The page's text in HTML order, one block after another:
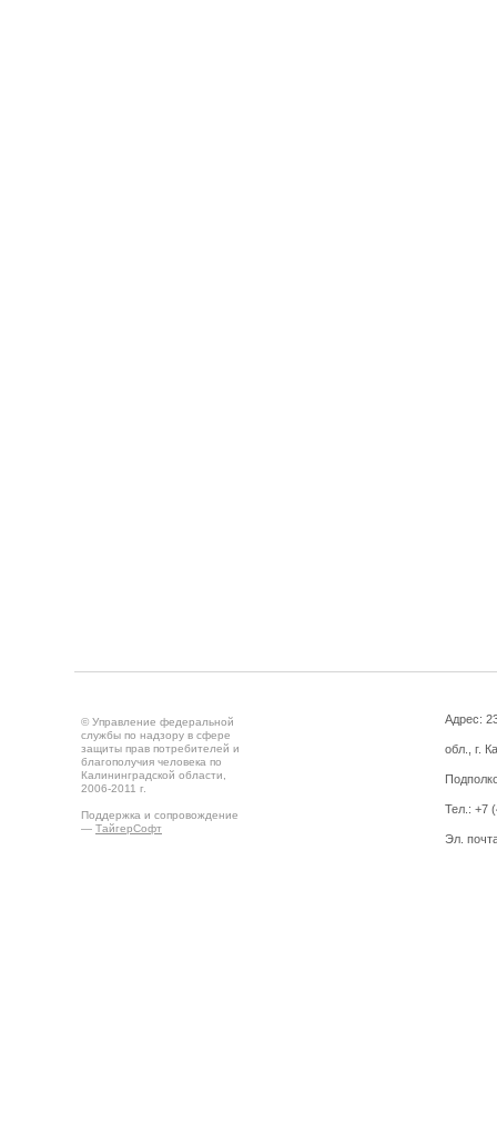
© Управление федеральной
службы по надзору в сфере
защиты прав потребителей и
благополучия человека по
Калининградской области,
2006-2011 г.
Поддержка и сопровождение
— ТайгерСофт
Адрес:
обл., г.
Тел.: +7
Эл.